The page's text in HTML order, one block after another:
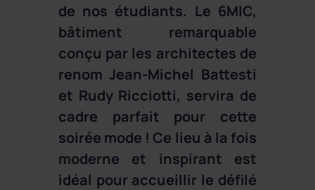
de nos étudiants. Le 6MIC,
bâtiment remarquable
conçu par les architectes de
renom Jean-Michel Battesti
et Rudy Ricciotti, servira de
cadre parfait pour cette
soirée mode ! Ce lieu à la fois
moderne et inspirant est
idéal pour accueillir le défilé